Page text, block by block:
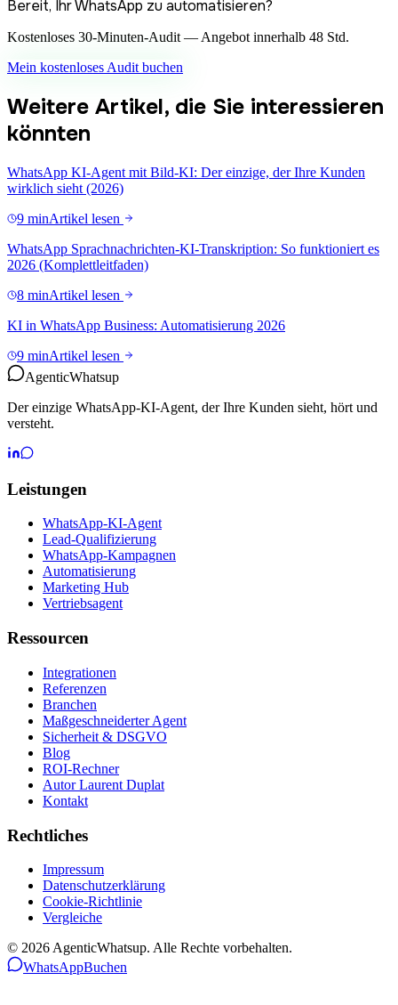
Bereit, Ihr WhatsApp zu automatisieren?
Kostenloses 30-Minuten-Audit — Angebot innerhalb 48 Std.
Mein kostenloses Audit buchen
Weitere Artikel, die Sie interessieren
könnten
WhatsApp KI-Agent mit Bild-KI: Der einzige, der Ihre Kunden
wirklich sieht (2026)
9 minArtikel lesen
WhatsApp Sprachnachrichten-KI-Transkription: So funktioniert es
2026 (Komplettleitfaden)
8 minArtikel lesen
KI in WhatsApp Business: Automatisierung 2026
9 minArtikel lesen
AgenticWhatsup
Der einzige WhatsApp-KI-Agent, der Ihre Kunden sieht, hört und
versteht.
Leistungen
WhatsApp-KI-Agent
Lead-Qualifizierung
WhatsApp-Kampagnen
Automatisierung
Marketing Hub
Vertriebsagent
Ressourcen
Integrationen
Referenzen
Branchen
Maßgeschneiderter Agent
Sicherheit & DSGVO
Blog
ROI-Rechner
Autor Laurent Duplat
Kontakt
Rechtliches
Impressum
Datenschutzerklärung
Cookie-Richtlinie
Vergleiche
© 2026 AgenticWhatsup. Alle Rechte vorbehalten.
WhatsAppBuchen